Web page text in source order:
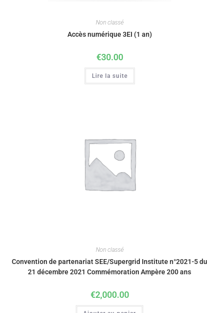
Non classé
Accès numérique 3EI (1 an)
€30.00
Lire la suite
Non classé
Convention de partenariat SEE/Supergrid Institute n°2021-5 du
21 décembre 2021 Commémoration Ampère 200 ans
€2,000.00